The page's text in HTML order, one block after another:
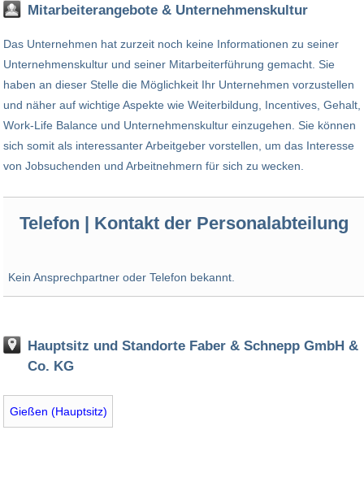
Mitarbeiterangebote & Unternehmenskultur
Das Unternehmen hat zurzeit noch keine Informationen zu seiner
Unternehmenskultur und seiner Mitarbeiterführung gemacht. Sie
haben an dieser Stelle die Möglichkeit Ihr Unternehmen vorzustellen
und näher auf wichtige Aspekte wie Weiterbildung, Incentives, Gehalt,
Work-Life Balance und Unternehmenskultur einzugehen. Sie können
sich somit als interessanter Arbeitgeber vorstellen, um das Interesse
von Jobsuchenden und Arbeitnehmern für sich zu wecken.
Telefon | Kontakt der Personalabteilung
Kein Ansprechpartner oder Telefon bekannt.
Hauptsitz und Standorte Faber & Schnepp GmbH &
Co. KG
Gießen (Hauptsitz)